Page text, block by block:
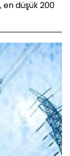
en düşük 200